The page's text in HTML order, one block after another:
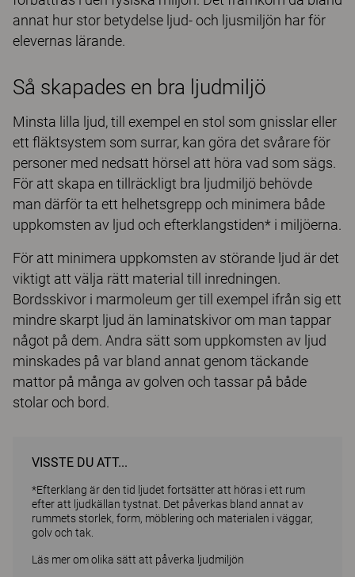
annat hur stor betydelse ljud- och ljusmiljön har för
elevernas lärande.
Så skapades en bra ljudmiljö
Minsta lilla ljud, till exempel en stol som gnisslar eller
ett fläktsystem som surrar, kan göra det svårare för
personer med nedsatt hörsel att höra vad som sägs.
För att skapa en tillräckligt bra ljudmiljö behövde
man därför ta ett helhetsgrepp och minimera både
uppkomsten av ljud och efterklangstiden* i miljöerna.
För att minimera uppkomsten av störande ljud är det
viktigt att välja rätt material till inredningen.
Bordsskivor i marmoleum ger till exempel ifrån sig ett
mindre skarpt ljud än laminatskivor om man tappar
något på dem. Andra sätt som uppkomsten av ljud
minskades på var bland annat genom täckande
mattor på många av golven och tassar på både
stolar och bord.
VISSTE DU ATT...
*Efterklang är den tid ljudet fortsätter att höras i ett rum
efter att ljudkällan tystnat. Det påverkas bland annat av
rummets storlek, form, möblering och materialen i väggar,
golv och tak.
Läs mer om olika sätt att påverka ljudmiljön